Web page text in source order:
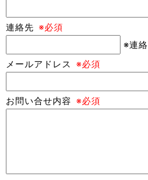
連絡先 ※必須
※連
メールアドレス
※必須
お問い合せ内容 ※必須